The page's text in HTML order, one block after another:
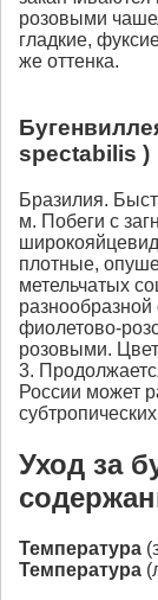
розовыми
гладкие,
же оттенка.
spectabilis )
Бразилия.
м. Побеги c
плотные,
метельчатых
разнообразной
фиолетово-
розовыми.
3.
России может
Уход за
Температура
Температура